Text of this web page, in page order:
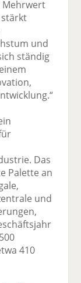
Mehrwert
und
ständig
Das
Palette an
und
410